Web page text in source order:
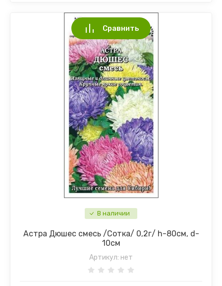
В наличии
Астра Дюшес смесь /Сотка/ 0,2г/ h-80см, d-
10см
Артикул: нет
Сравнить